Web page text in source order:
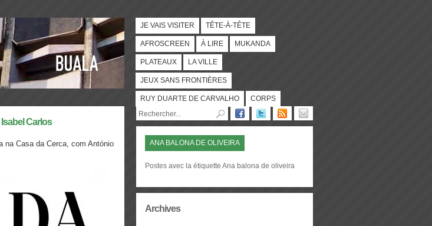
JE VAIS VISITER TÊTE-À-TÊTE
AFROSCREEN À LIRE MUKANDA
PLATEAUX LA VILLE
JEUX SANS FRONTIÈRES
RUY DUARTE DE CARVALHO CORPS
Carlos
na Casa da Cerca, com António
ANA BALONA DE OLIVEIRA
Postes avec la étiquette Ana balona de oliveira
Archives